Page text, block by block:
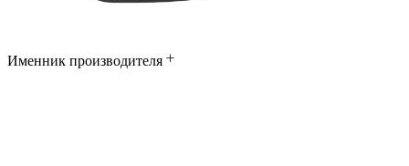
Именник производителя